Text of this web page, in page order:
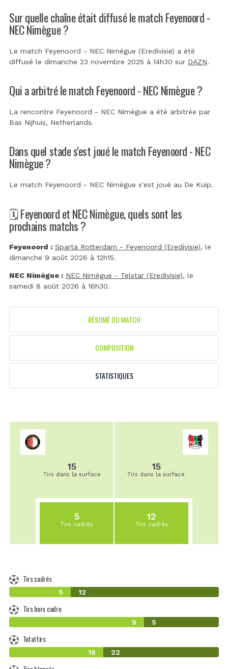
Sur quelle chaîne était diffusé le match Feyenoord -
NEC Nimègue ?
Le match Feyenoord - NEC Nimègue (Eredivisie) a été
diffusé le dimanche 23 novembre 2025 à 14h30 sur DAZN.
Qui a arbitré le match Feyenoord - NEC Nimègue ?
La rencontre Feyenoord - NEC Nimègue a été arbitrée par
Bas Nijhuis, Netherlands.
Dans quel stade s'est joué le match Feyenoord - NEC
Nimègue ?
Le match Feyenoord - NEC Nimègue s'est joué au De Kuip.
🗓️ Feyenoord et NEC Nimègue, quels sont les
prochains matchs ?
Feyenoord : Sparta Rotterdam - Feyenoord (Eredivisie), le
dimanche 9 août 2026 à 12h15.
NEC Nimègue : NEC Nimègue - Telstar (Eredivisie), le
samedi 8 août 2026 à 16h30.
RÉSUMÉ DU MATCH
COMPOSITION
STATISTIQUES
15
Tirs dans la surface
5
Tirs cadrés
15
Tirs dans la surface
12
Tirs cadrés
Tirs cadrés
5 12
Tirs hors cadre
9 5
Total tirs
18 22